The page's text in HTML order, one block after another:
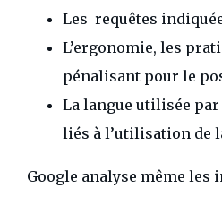
Les requêtes
L’ergonomie, les
pénalisant pour le
La langue utilisée
liés à l’utilisation de
Google analyse même